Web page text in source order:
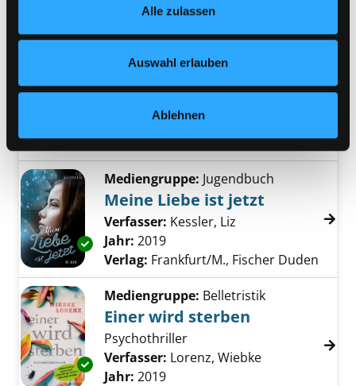
jederzeit widerrufen und Ihre Einstellungen verändern.
Nähere Informationen finden Sie in unserer
Alle zulassen
Auswahl erlauben
Ablehnen
das schlechte Gewissen einzieht
Verfasser:Liussi, Michele
KatharinaSuche nach diesem Verfasser
Baden-Baden, Humboldt-
Verl.
Exemplar-Details von Meine Liebe ist jetzt
Mediengruppe: Jugendbuch
Meine Liebe ist jetzt
Verfasser: Kessler, Liz Suche nach
Jahr: 2019
Verlag: Frankfurt/M., Fischer Duden
Exemplar-Details von Einer wird sterben
Mediengruppe: Belletristik
Einer wird sterben
Psychothriller
Verfasser: Lorenz, Wiebke
Jahr: 2019